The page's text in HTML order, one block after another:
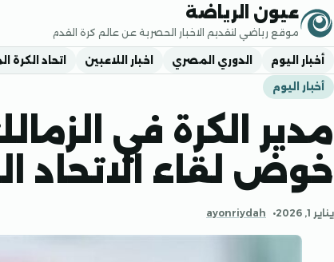
تجاوز إلى المحتوى
عيون الرياضة
موقع رياضي لتقديم الاخبار الحصرية عن عالم كرة القدم
أخبار اليوم الدوري المصري اخبار اللاعبين اتحاد الكرة
أخبار اليوم
مدير الكرة في
خوض لقاء الاتحاد
يناير 1, 2026 ayonriydah